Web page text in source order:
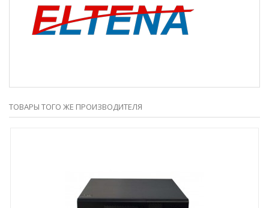
ТОВАРЫ ТОГО ЖЕ ПРОИЗВОДИТЕЛЯ